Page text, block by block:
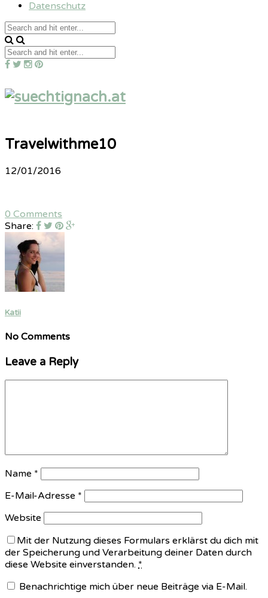
Datenschutz
Travelwithme10
12/01/2016
0 Comments
Share:
Katii
No Comments
Leave a Reply
Name *
E-Mail-Adresse *
Website
Mit der Nutzung dieses Formulars erklärst du dich mit
der Speicherung und Verarbeitung deiner Daten durch
diese Website einverstanden. *
Benachrichtige mich über neue Beiträge via E-Mail.